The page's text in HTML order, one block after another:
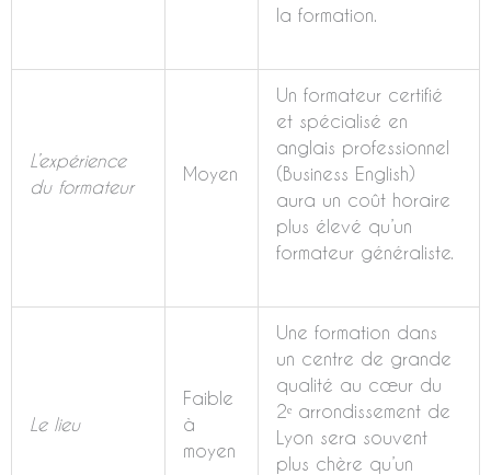
la formation.
L’expérience
du formateur
Moyen
Un formateur certifié
et spécialisé en
anglais professionnel
(Business English)
aura un coût horaire
plus élevé qu’un
formateur généraliste.
Le lieu
Faible
à
moyen
Une formation dans
un centre de grande
qualité au cœur du
2ᵉ arrondissement de
Lyon sera souvent
plus chère qu’un